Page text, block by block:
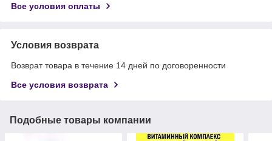
Все условия оплаты
Условия возврата
Возврат товара в течение 14 дней по договоренности
Все условия возврата
Подобные товары компании